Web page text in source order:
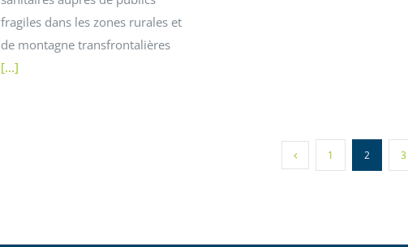
fragiles dans les zones rurales et
de montagne transfrontalières
[...]
1 2 3